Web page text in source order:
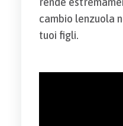
cambio lenzuola
tuoi figli.